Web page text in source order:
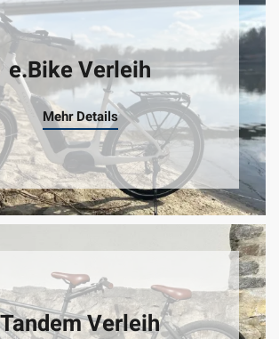
e.Bike Verleih
Mehr Details
Tandem Verleih